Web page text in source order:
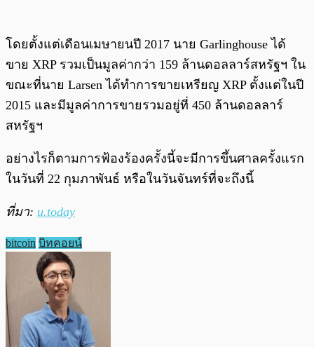
โดยตั้งแต่เดือนเมษายนปี 2017 นาย Garlinghouse ได้
ขาย XRP รวมเป็นมูลค่ากว่า 159 ล้านดอลลาร์สหรัฐฯ ใน
ขณะที่นาย Larsen ได้ทำการขายเหรียญ XRP ตั้งแต่ในปี
2015 และมีมูลค่าการขายรวมอยู่ที่ 450 ล้านดอลลาร์
สหรัฐฯ
อย่างไรก็ตามการฟ้องร้องครั้งนี้จะมีการขึ้นศาลครั้งแรก
ในวันที่ 22 กุมภาพันธ์ หรือในวันจันทร์ที่จะถึงนี้
ที่มา: u.today
bitcoin บิทคอยน์